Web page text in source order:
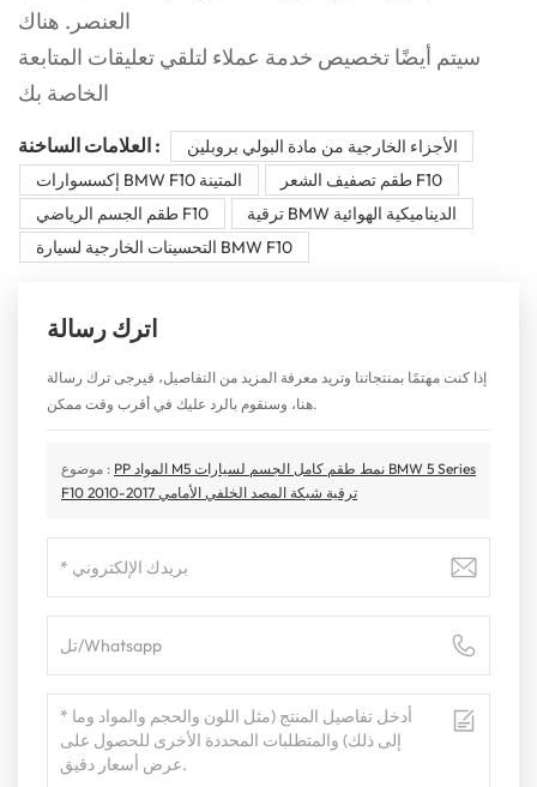
العنصر. هناك
سيتم أيضًا تخصيص خدمة عملاء لتلقي تعليقات المتابعة
الخاصة بك
العلامات الساخنة :
الأجزاء الخارجية من مادة البولي بروبلين
إكسسوارات BMW F10 المتينة
طقم تصفيف الشعر F10
طقم الجسم الرياضي F10
ترقية BMW الديناميكية الهوائية
التحسينات الخارجية لسيارة BMW F10
اترك رسالة
إذا كنت مهتمًا بمنتجاتنا وتريد معرفة المزيد من التفاصيل، فيرجى ترك رسالة
هنا، وسنقوم بالرد عليك في أقرب وقت ممكن.
موضوع : PP المواد M5 نمط طقم كامل الجسم لسيارات BMW 5 Series
F10 2010-2017 ترقية شبكة المصد الخلفي الأمامي